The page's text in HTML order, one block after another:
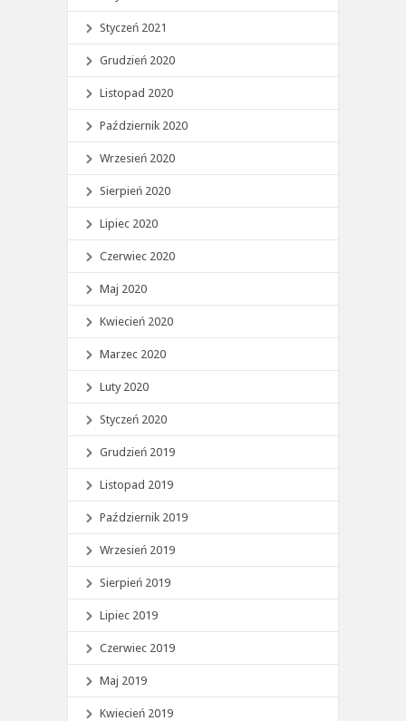
Styczeń 2021
Grudzień 2020
Listopad 2020
Październik 2020
Wrzesień 2020
Sierpień 2020
Lipiec 2020
Czerwiec 2020
Maj 2020
Kwiecień 2020
Marzec 2020
Luty 2020
Styczeń 2020
Grudzień 2019
Listopad 2019
Październik 2019
Wrzesień 2019
Sierpień 2019
Lipiec 2019
Czerwiec 2019
Maj 2019
Kwiecień 2019